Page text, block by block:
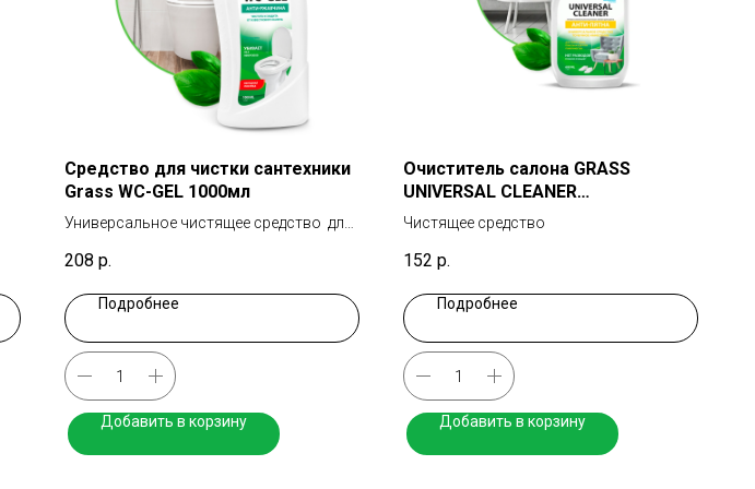
Средство для чистки сантехники
Grass WC-GEL 1000мл
Универсальное чистящее средство для
208 р.
Подробнее
Добавить в корзину
Очиститель салона GRASS
UNIVERSAL CLEANER
универсальный 600мл
Чистящее средство
152 р.
Подробнее
Добавить в корзину